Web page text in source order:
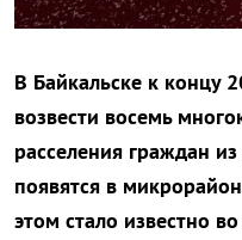
В Байкальске к концу
возвести восемь
расселения граждан
появятся в
этом стало известно